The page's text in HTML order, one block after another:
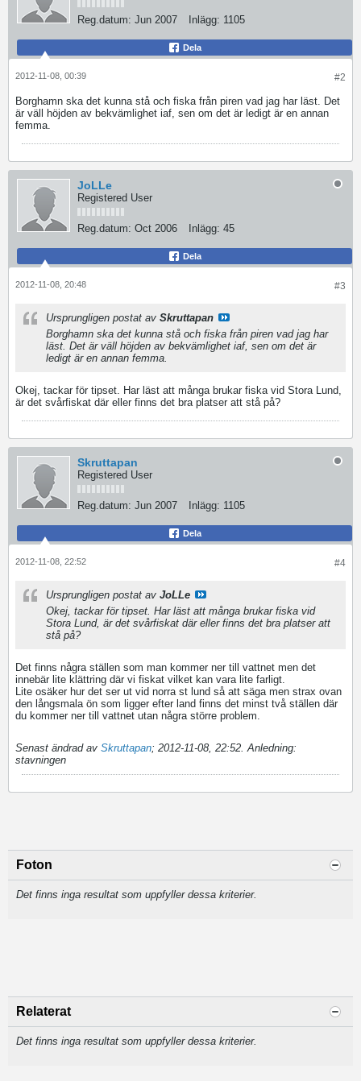
Reg.datum: Jun 2007 Inlägg: 1105
Dela
#2
2012-11-08, 00:39
Borghamn ska det kunna stå och fiska från piren vad jag har läst. Det
är väll höjden av bekvämlighet iaf, sen om det är ledigt är en annan
femma.
JoLLe
Registered User
Reg.datum: Oct 2006 Inlägg: 45
Dela
#3
2012-11-08, 20:48
Ursprungligen postat av Skruttapan
Borghamn ska det kunna stå och fiska från piren vad jag har
läst. Det är väll höjden av bekvämlighet iaf, sen om det är
ledigt är en annan femma.
Okej, tackar för tipset. Har läst att många brukar fiska vid Stora Lund,
är det svårfiskat där eller finns det bra platser att stå på?
Skruttapan
Registered User
Reg.datum: Jun 2007 Inlägg: 1105
Dela
#4
2012-11-08, 22:52
Ursprungligen postat av JoLLe
Okej, tackar för tipset. Har läst att många brukar fiska vid
Stora Lund, är det svårfiskat där eller finns det bra platser att
stå på?
Det finns några ställen som man kommer ner till vattnet men det
innebär lite klättring där vi fiskat vilket kan vara lite farligt.
Lite osäker hur det ser ut vid norra st lund så att säga men strax ovan
den långsmala ön som ligger efter land finns det minst två ställen där
du kommer ner till vattnet utan några större problem.
Senast ändrad av Skruttapan; 2012-11-08, 22:52.Anledning:
stavningen
Foton
Det finns inga resultat som uppfyller dessa kriterier.
Relaterat
Det finns inga resultat som uppfyller dessa kriterier.